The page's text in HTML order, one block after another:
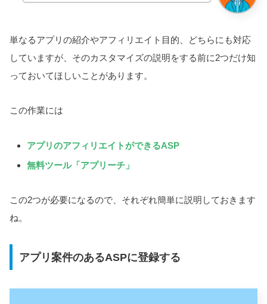
単なるアプリの紹介やアフィリエイト目的、どちらにも対応
していますが、そのカスタマイズの説明をする前に2つだけ知
っておいてほしいことがあります。
この作業には
アプリのアフィリエイトができるASP
無料ツール「アプリーチ」
この2つが必要になるので、それぞれ簡単に説明しておきます
ね。
アプリ案件のあるASPに登録する